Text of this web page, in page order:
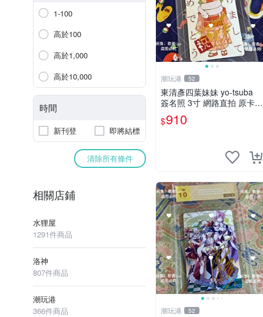
1-100
高於100
高於1,000
高於10,000
時間
新刊登 即將結標
清除所有條件
相關店鋪
水狸屋
1291件商品
洛神
807件商品
潮玩港
366件商品
潮玩港 52
東清彥四葉妹妹 yo-tsuba
簽名照 3寸 網路直拍 原卡磚
包裝 發行限量 規格精細 收
藏推薦 yo-tsuba 簽名照 四
$910
潮玩港 52